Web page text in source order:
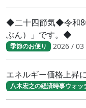
◆二十四節気◆令和8
ぶん）」です。◆
季節のお便り 2026 / 03
エネルギー価格上昇
八木宏之の経済時事ウォッ